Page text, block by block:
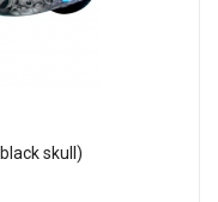
skull)